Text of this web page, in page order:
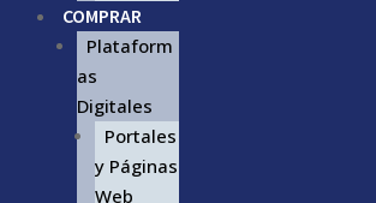
COMPRAR
Plataform
as
Digitales
Portales
y Páginas
Web